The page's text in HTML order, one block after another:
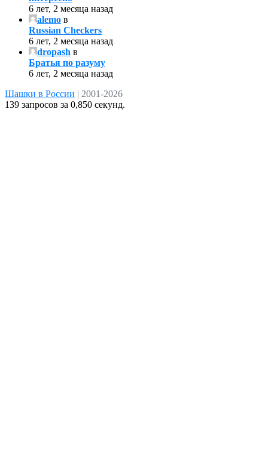
6 лет, 2 месяца назад
alemo в
Russian Checkers
6 лет, 2 месяца назад
dropash в
Братья по разуму
6 лет, 2 месяца назад
Шашки в России | 2001-2026
139 запросов за 0,850 секунд.